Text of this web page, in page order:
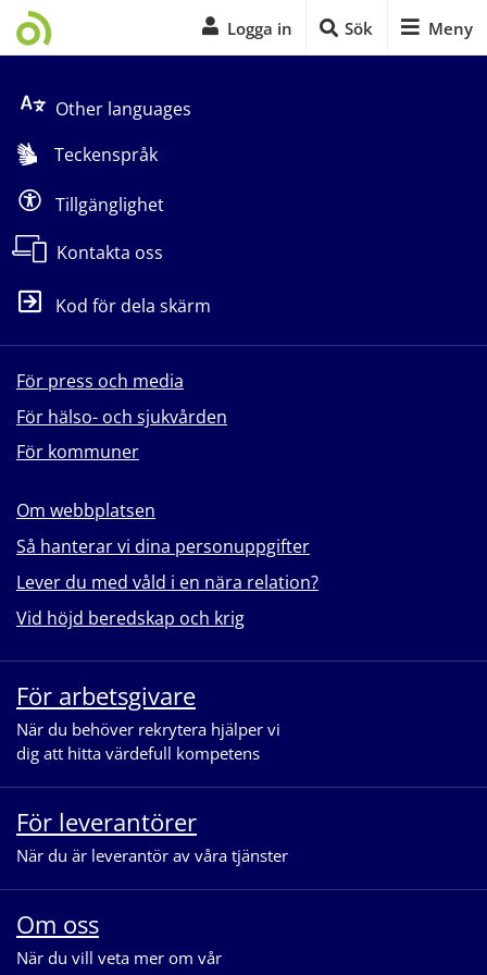
Logga in Sök Meny
Other languages
Teckenspråk
Tillgänglighet
Kontakta oss
Kod för dela skärm
För press och media
För hälso- och sjukvården
För kommuner
Om webbplatsen
Så hanterar vi dina personuppgifter
Lever du med våld i en nära relation?
Vid höjd beredskap och krig
För arbetsgivare
När du behöver rekrytera hjälper vi
dig att hitta värdefull kompetens
För leverantörer
När du är leverantör av våra tjänster
Om oss
När du vill veta mer om vår